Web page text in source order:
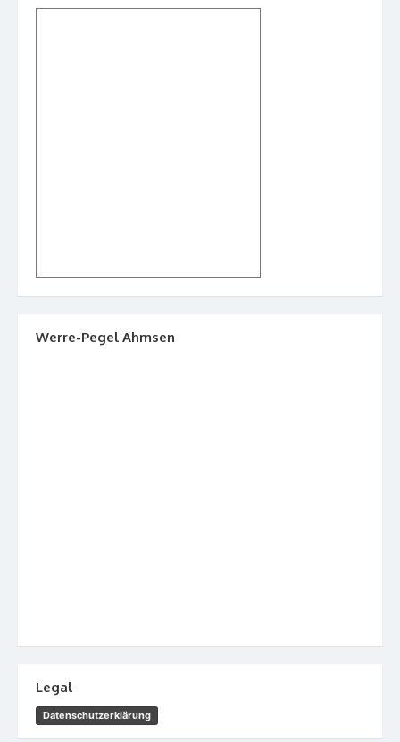
Werre-Pegel Ahmsen
Legal
Datenschutzerklärung